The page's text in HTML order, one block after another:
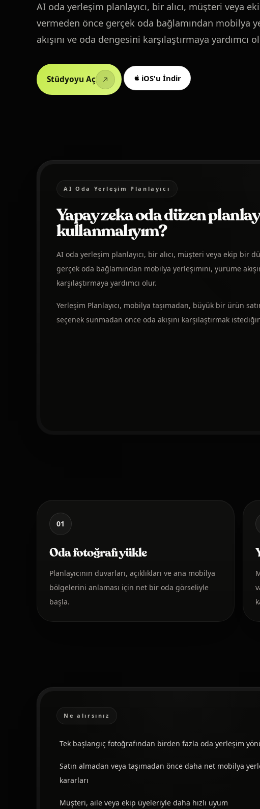
AI oda yerleşim planlayıcı, bir alıcı, müşteri veya
vermeden önce gerçek oda bağlamından mobilya
akışını ve oda dengesini karşılaştırmaya yardımcı
Stüdyoyu Aç iOS'u İndir
AI Oda Yerleşim Planlayıcı
Yapay zeka oda düzen
kullanmalıyım?
AI oda yerleşim planlayıcı, bir alıcı, müşteri veya ekip bir
gerçek oda bağlamından mobilya yerleşimini, yürüme
karşılaştırmaya yardımcı olur.
Yerleşim Planlayıcı, mobilya taşımadan, büyük bir ürün
seçenek sunmadan önce oda akışını karşılaştırmak
01
Oda fotoğrafı yükle
Planlayıcının duvarları, açıklıkları ve ana mobilya
bölgelerini anlaması için net bir oda görseliyle
başla.
Ne alırsınız
Tek başlangıç fotoğrafından birden fazla oda yerleşim
Satın almadan veya taşımadan önce daha net mobilya
kararları
Müşteri, aile veya ekip üyeleriyle daha hızlı uyum